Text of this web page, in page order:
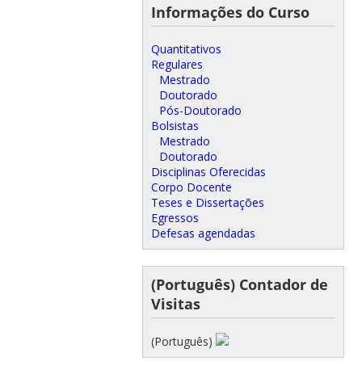
Informações do Curso
Quantitativos
Regulares
Mestrado
Doutorado
Pós-Doutorado
Bolsistas
Mestrado
Doutorado
Disciplinas Oferecidas
Corpo Docente
Teses e Dissertações
Egressos
Defesas agendadas
(Português) Contador de
Visitas
(Português)